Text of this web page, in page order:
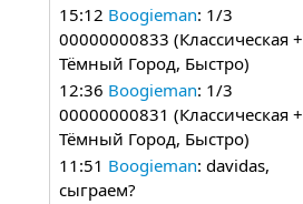
15:12 Boogieman: 1/3
00000000833 (Классическая +
Тёмный Город, Быстро)
12:36 Boogieman: 1/3
00000000831 (Классическая +
Тёмный Город, Быстро)
11:51 Boogieman: davidas,
сыграем?